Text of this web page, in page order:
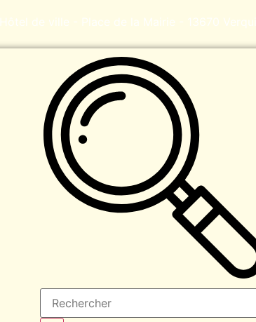
Hôtel de ville - Place de la Mairie - 13670